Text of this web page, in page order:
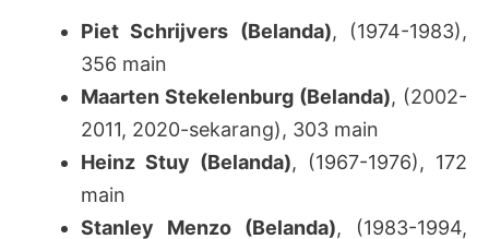
Piet Schrijvers (Belanda), (1974-1983),
356 main
Maarten Stekelenburg (Belanda), (2002-
2011, 2020-sekarang), 303 main
Heinz Stuy (Belanda), (1967-1976), 172
main
Stanley Menzo (Belanda), (1983-1994,